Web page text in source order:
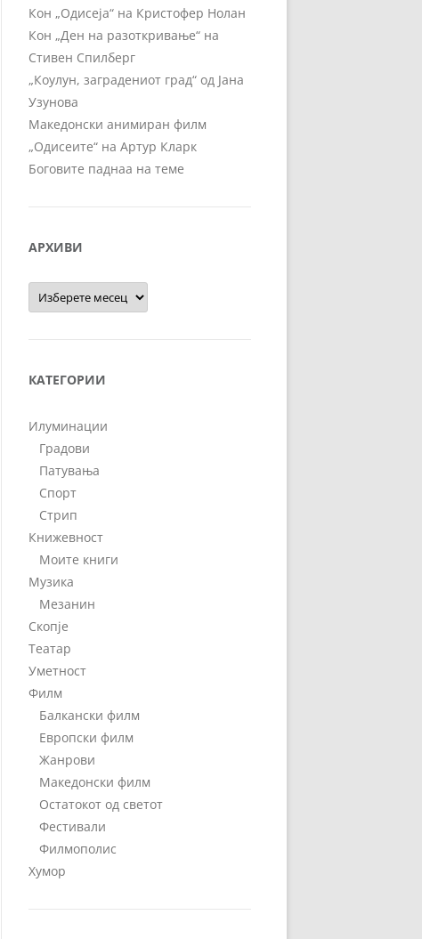
Кон „Одисеја“ на Кристофер Нолан
Кон „Ден на разоткривање“ на
Стивен Спилберг
„Коулун, заградениот град“ од Јана
Узунова
Македонски анимиран филм
„Одисеите“ на Артур Кларк
Боговите паднаа на теме
АРХИВИ
Архиви
КАТЕГОРИИ
Илуминации
Градови
Патувања
Спорт
Стрип
Книжевност
Моите книги
Музика
Мезанин
Скопје
Театар
Уметност
Филм
Балкански филм
Европски филм
Жанрови
Македонски филм
Остатокот од светот
Фестивали
Филмополис
Хумор